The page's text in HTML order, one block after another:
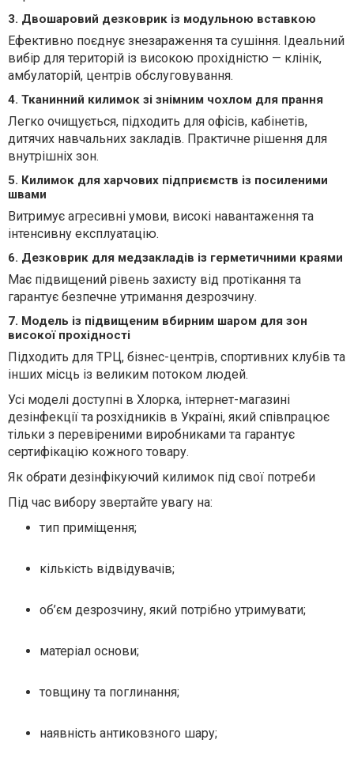
3. Двошаровий дезковрик із модульною вставкою
Ефективно поєднує знезараження та сушіння. Ідеальний
вибір для територій із високою прохідністю — клінік,
амбулаторій, центрів обслуговування.
4. Тканинний килимок зі знімним чохлом для прання
Легко очищується, підходить для офісів, кабінетів,
дитячих навчальних закладів. Практичне рішення для
внутрішніх зон.
5. Килимок для харчових підприємств із посиленими
швами
Витримує агресивні умови, високі навантаження та
інтенсивну експлуатацію.
6. Дезковрик для медзакладів із герметичними краями
Має підвищений рівень захисту від протікання та
гарантує безпечне утримання дезрозчину.
7. Модель із підвищеним вбирним шаром для зон
високої прохідності
Підходить для ТРЦ, бізнес-центрів, спортивних клубів та
інших місць із великим потоком людей.
Усі моделі доступні в Хлорка, інтернет-магазині
дезінфекції та розхідників в Україні, який співпрацює
тільки з перевіреними виробниками та гарантує
сертифікацію кожного товару.
Як обрати дезінфікуючий килимок під свої потреби
Під час вибору звертайте увагу на:
тип приміщення;
кількість відвідувачів;
об’єм дезрозчину, який потрібно утримувати;
матеріал основи;
товщину та поглинання;
наявність антиковзного шару;